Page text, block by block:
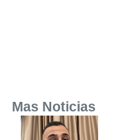
Mas Noticias